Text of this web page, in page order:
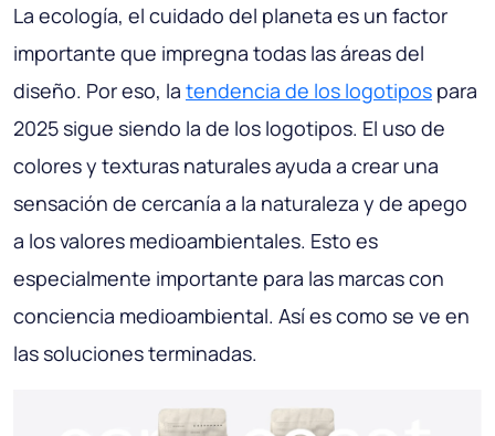
La ecología, el cuidado del planeta es un factor
importante que impregna todas las áreas del
diseño. Por eso, la tendencia de los logotipos para
2025 sigue siendo la de los logotipos. El uso de
colores y texturas naturales ayuda a crear una
sensación de cercanía a la naturaleza y de apego
a los valores medioambientales. Esto es
especialmente importante para las marcas con
conciencia medioambiental. Así es como se ve en
las soluciones terminadas.